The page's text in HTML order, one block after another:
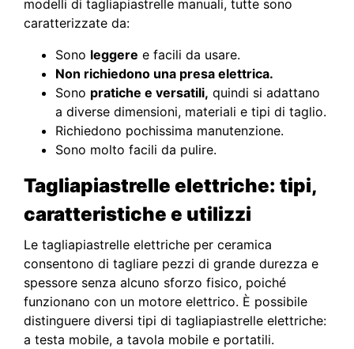
modelli di tagliapiastrelle manuali, tutte sono
caratterizzate da:
Sono leggere e facili da usare.
Non richiedono una presa elettrica.
Sono pratiche e versatili, quindi si adattano
a diverse dimensioni, materiali e tipi di taglio.
Richiedono pochissima manutenzione.
Sono molto facili da pulire.
Tagliapiastrelle elettriche: tipi,
caratteristiche e utilizzi
Le tagliapiastrelle elettriche per ceramica
consentono di tagliare pezzi di grande durezza e
spessore senza alcuno sforzo fisico, poiché
funzionano con un motore elettrico. È possibile
distinguere diversi tipi di tagliapiastrelle elettriche:
a testa mobile, a tavola mobile e portatili.